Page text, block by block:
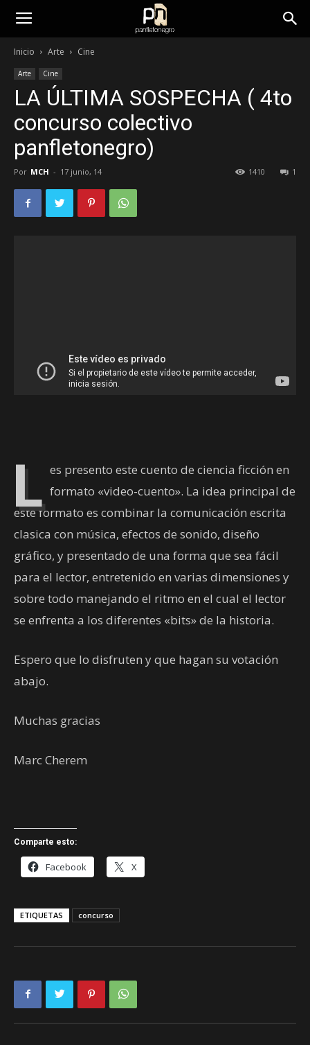
panfletonegro
Inicio Arte Cine
Arte Cine
LA ÚLTIMA SOSPECHA ( 4to
concurso colectivo
panfletonegro)
Por MCH - 17 junio, 14 1
1410
L es presento este cuento de ciencia ficción en
formato «video-cuento». La idea principal de
este formato es combinar la comunicación escrita
clasica con música, efectos de sonido, diseño
gráfico, y presentado de una forma que sea fácil
para el lector, entretenido en varias dimensiones y
sobre todo manejando el ritmo en el cual el lector
se enfrenta a los diferentes «bits» de la historia.
Espero que lo disfruten y que hagan su votación
abajo.
Muchas gracias
Marc Cherem
Comparte esto:
Facebook X
ETIQUETAS concurso